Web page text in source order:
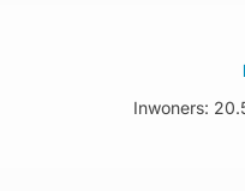
Inwoners: